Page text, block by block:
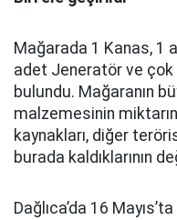
Mağarada 1 Kanas, 1
adet Jeneratör ve
bulundu. Mağaranın
malzemesinin
kaynakları, diğer
burada kaldıklarının
Dağlıca’da 16